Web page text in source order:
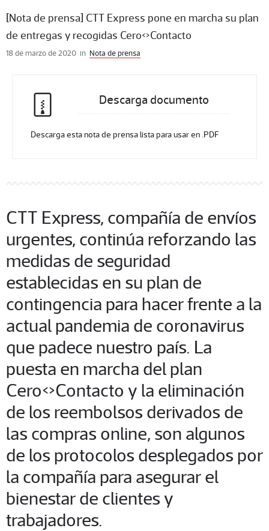
[Nota de prensa] CTT Express pone en marcha su plan
de entregas y recogidas Cero<>Contacto
18 de marzo de 2020 in Nota de prensa
Descarga documento
Descarga esta nota de prensa lista para usar en .PDF
CTT Express, compañía de envíos
urgentes, continúa reforzando las
medidas de seguridad
establecidas en su plan de
contingencia para hacer frente a la
actual pandemia de coronavirus
que padece nuestro país. La
puesta en marcha del plan
Cero<>Contacto y la eliminación
de los reembolsos derivados de
las compras online, son algunos
de los protocolos desplegados por
la compañía para asegurar el
bienestar de clientes y
trabajadores.